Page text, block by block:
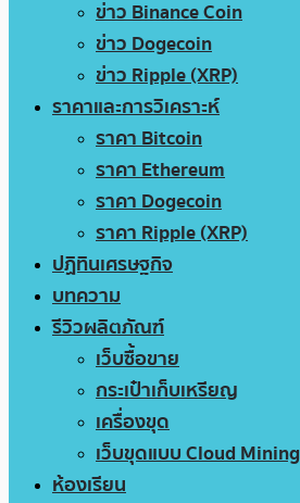
ข่าว Binance Coin
ข่าว Dogecoin
ข่าว Ripple (XRP)
ราคาและการวิเคราะห์
ราคา Bitcoin
ราคา Ethereum
ราคา Dogecoin
ราคา Ripple (XRP)
ปฏิทินเศรษฐกิจ
บทความ
รีวิวผลิตภัณฑ์
เว็บซื้อขาย
กระเป๋าเก็บเหรียญ
เครื่องขุด
เว็บขุดแบบ Cloud Mining
ห้องเรียน